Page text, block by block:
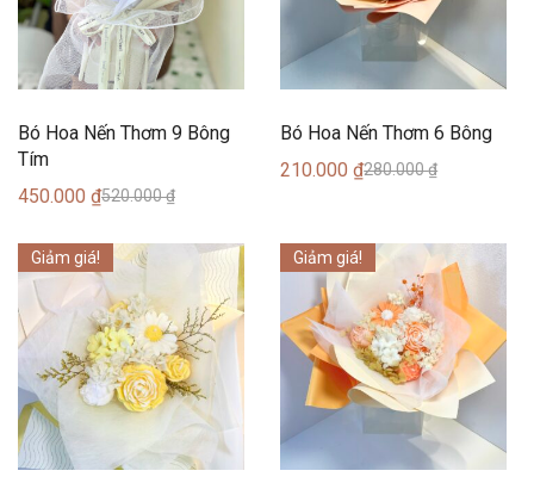
Bó Hoa Nến Thơm 9 Bông
Tím
520.000₫
450.000 ₫
Bó Hoa Nến Thơm 6 Bông
280.000₫
210.000₫
Giảm giá! Giảm giá!